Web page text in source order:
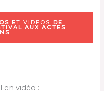
ET VIDEOS DE
AUX ACTES
en vidéo :